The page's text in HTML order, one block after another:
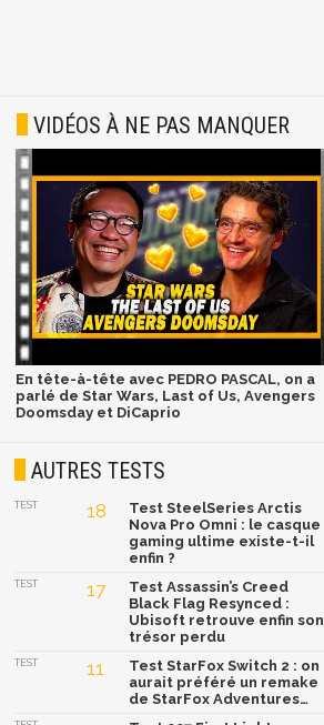
VIDÉOS À NE PAS MANQUER
En tête-à-tête avec PEDRO PASCAL, on a
parlé de Star Wars, Last of Us, Avengers
Doomsday et DiCaprio
AUTRES TESTS
TEST 18
Test SteelSeries Arctis
Nova Pro Omni : le casque
gaming ultime existe-t-il
enfin ?
TEST 17
Test Assassin’s Creed
Black Flag Resynced :
Ubisoft retrouve enfin son
trésor perdu
TEST 11
Test StarFox Switch 2 : on
aurait préféré un remake
de StarFox Adventures…